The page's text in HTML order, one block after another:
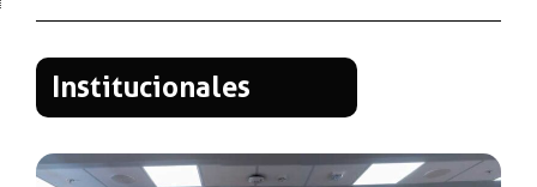
Institucionales